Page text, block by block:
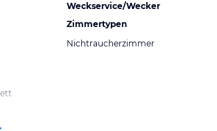
Weckservice/Wecker
Zimmertypen
Nichtraucherzimmer